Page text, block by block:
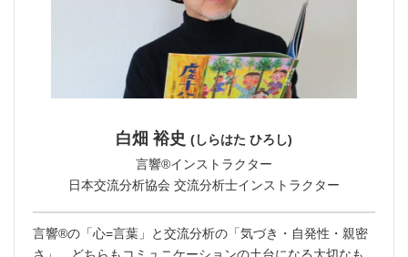
白畑 裕史 (しらはた ひろし)
言響®︎インストラクター
日本交流分析協会 交流分析士インストラクター
言響®︎の「心=言葉」と交流分析の「気づき・自発性・親密